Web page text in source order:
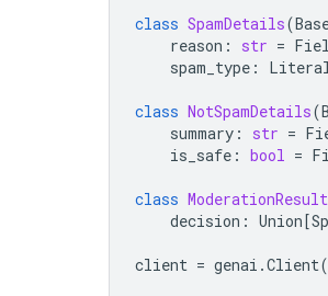
class SpamDetails(
reason : str =
spam_type :
class NotSpamDetails(
summary : str =
is_safe : bool =
class ModerationResult
decision : Union[
client = genai .Client